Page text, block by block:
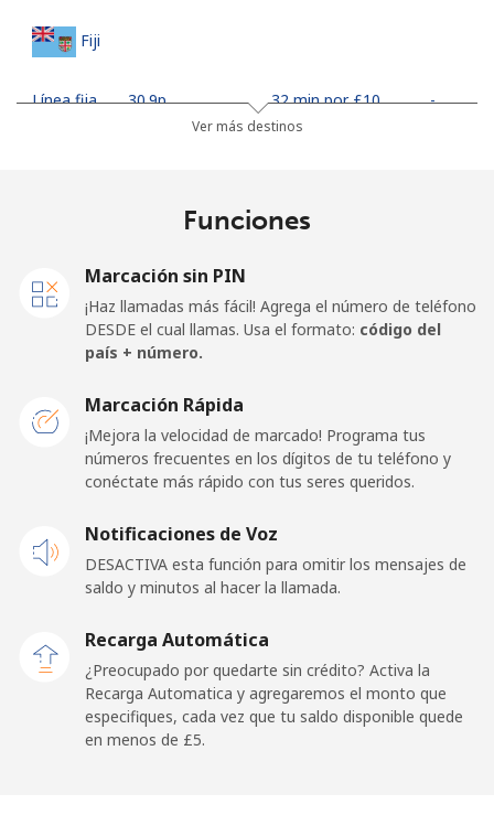
Fiji
Línea fija ⁦30.9p⁩ 32 min por ⁦£10⁩ -
Línea fija ⁦29.5p⁩
⁦28.5p⁩ 35 min por ⁦£10⁩ ⁦9p⁩
Línea fija ⁦1.5p⁩ 665 min por ⁦£10⁩
⁦2p⁩ 500 min por ⁦£10⁩
Celular ⁦25.5p⁩ 39 min por ⁦£10⁩
French Polynesia
Ver más destinos
Funciones
Marcación sin PIN
¡Haz llamadas más fácil! Agrega el número de teléfono
DESDE el cual llamas. Usa el formato: código del
país + número.
Marcación Rápida
¡Mejora la velocidad de marcado! Programa tus
números frecuentes en los dígitos de tu teléfono y
conéctate más rápido con tus seres queridos.
Notificaciones de Voz
DESACTIVA esta función para omitir los mensajes de
saldo y minutos al hacer la llamada.
Recarga Automática
¿Preocupado por quedarte sin crédito? Activa la
Recarga Automatica y agregaremos el monto que
especifiques, cada vez que tu saldo disponible quede
en menos de ⁦£5⁩.